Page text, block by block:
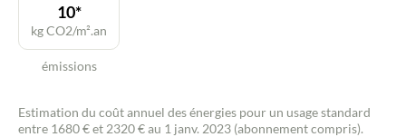
émissions
10*
kg CO2/m².an
Estimation du coût annuel des énergies pour un usage standard
entre 1680 € et 2320 € au 1 janv. 2023 (abonnement compris).